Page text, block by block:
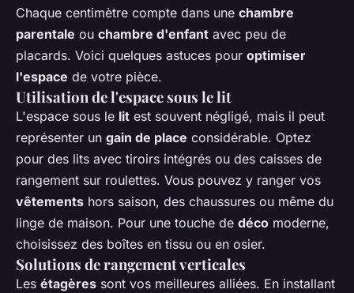
Chaque centimètre compte dans une chambre
parentale ou chambre d'enfant avec peu de
placards. Voici quelques astuces pour optimiser
l'espace de votre pièce.
Utilisation de l'espace sous le lit
L'espace sous le lit est souvent négligé, mais il peut
représenter un gain de place considérable. Optez
pour des lits avec tiroirs intégrés ou des caisses de
rangement sur roulettes. Vous pouvez y ranger vos
vêtements hors saison, des chaussures ou même du
linge de maison. Pour une touche de déco moderne,
choisissez des boîtes en tissu ou en osier.
Solutions de rangement verticales
Les étagères sont vos meilleures alliées. En installant